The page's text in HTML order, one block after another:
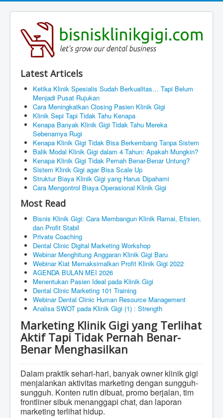
Latest Articels
Ketika Klinik Spesialis Sudah Berkualitas… Tapi Belum
Menjadi Pusat Rujukan
Cara Meningkatkan Closing Pasien Klinik Gigi
Klinik Sepi Tapi Tidak Tahu Kenapa
Kenapa Banyak Klinik Gigi Tidak Tahu Mereka
Sebenarnya Rugi
Kenapa Klinik Gigi Tidak Bisa Berkembang Tanpa Sistem
Balik Modal Klinik Gigi dalam 4 Tahun: Apakah Mungkin?
Kenapa Klinik Gigi Tidak Pernah Benar-Benar Untung?
Sistem Klinik Gigi agar Bisa Scale Up
Struktur Biaya Klinik Gigi yang Harus Dipahami
Cara Mengontrol Biaya Operasional Klinik Gigi
Most Read
Bisnis Klinik Gigi: Cara Membangun Klinik Ramai, Efisien,
dan Profit Stabil
Private Coaching
Dental Clinic Digital Marketing Workshop
Webinar Menghitung Anggaran Klinik Gigi Baru
Webinar Kiat Memaksimalkan Profit Klinik Gigi 2022
AGENDA BULAN MEI 2026
Menentukan Pasien Ideal pada Klinik Gigi
Dental Clinic Marketing 101 Training
Webinar Dental Clinic Human Resource Management
Analisa SWOT pada Klinik Gigi (1) : Strength
Marketing Klinik Gigi yang Terlihat
Aktif Tapi Tidak Pernah Benar-
Benar Menghasilkan
Dalam praktik sehari-hari, banyak owner klinik gigi
menjalankan aktivitas marketing dengan sungguh-
sungguh. Konten rutin dibuat, promo berjalan, tim
frontliner sibuk menanggapi chat, dan laporan
marketing terlihat hidup.